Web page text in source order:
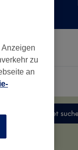
In diesem Gebiet
zu
an